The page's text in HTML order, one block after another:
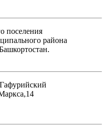
поселения
района